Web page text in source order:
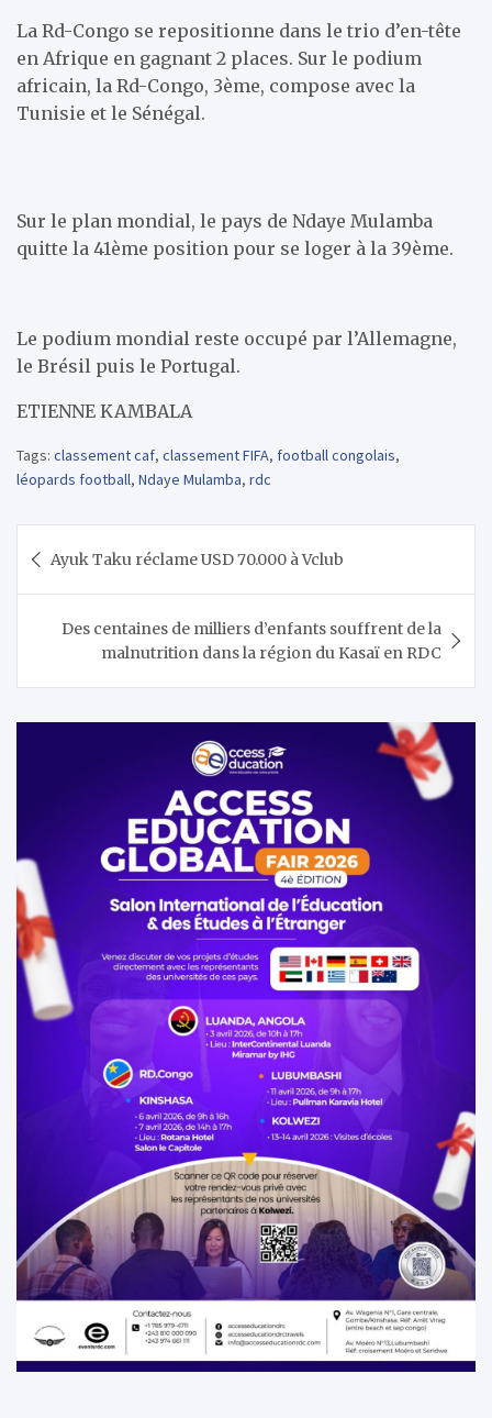
La Rd-Congo se repositionne dans le trio d’en-tête
en Afrique en gagnant 2 places. Sur le podium
africain, la Rd-Congo, 3ème, compose avec la
Tunisie et le Sénégal.
Sur le plan mondial, le pays de Ndaye Mulamba
quitte la 41ème position pour se loger à la 39ème.
Le podium mondial reste occupé par l’Allemagne,
le Brésil puis le Portugal.
ETIENNE KAMBALA
Tags: classement caf, classement FIFA, football congolais,
léopards football, Ndaye Mulamba, rdc
de Ayuk Taku réclame USD 70.000 à Vclub
Des centaines de milliers d’enfants souffrent de la
malnutrition dans la région du Kasaï en RDC